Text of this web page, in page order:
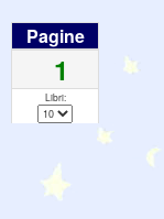
Pagine
1
Libri: